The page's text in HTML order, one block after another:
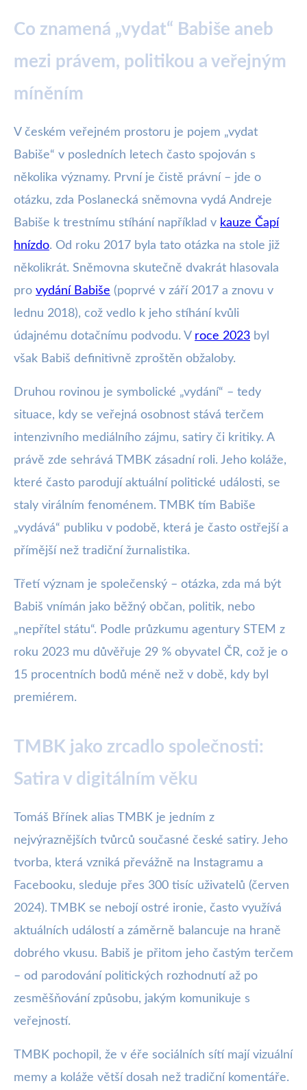
Co znamená „vydat“ Babiše aneb
mezi právem, politikou a veřejným
míněním
V českém veřejném prostoru je pojem „vydat
Babiše“ v posledních letech často spojován s
několika významy. První je čistě právní – jde o
otázku, zda Poslanecká sněmovna vydá Andreje
Babiše k trestnímu stíhání například v kauze Čapí
hnízdo. Od roku 2017 byla tato otázka na stole již
několikrát. Sněmovna skutečně dvakrát hlasovala
pro vydání Babiše (poprvé v září 2017 a znovu v
lednu 2018), což vedlo k jeho stíhání kvůli
údajnému dotačnímu podvodu. V roce 2023 byl
však Babiš definitivně zproštěn obžaloby.
Druhou rovinou je symbolické „vydání“ – tedy
situace, kdy se veřejná osobnost stává terčem
intenzivního mediálního zájmu, satiry či kritiky. A
právě zde sehrává TMBK zásadní roli. Jeho koláže,
které často parodují aktuální politické události, se
staly virálním fenoménem. TMBK tím Babiše
„vydává“ publiku v podobě, která je často ostřejší a
přímější než tradiční žurnalistika.
Třetí význam je společenský – otázka, zda má být
Babiš vnímán jako běžný občan, politik, nebo
„nepřítel státu“. Podle průzkumu agentury STEM z
roku 2023 mu důvěřuje 29 % obyvatel ČR, což je o
15 procentních bodů méně než v době, kdy byl
premiérem.
TMBK jako zrcadlo společnosti:
Satira v digitálním věku
Tomáš Břínek alias TMBK je jedním z
nejvýraznějších tvůrců současné české satiry. Jeho
tvorba, která vzniká převážně na Instagramu a
Facebooku, sleduje přes 300 tisíc uživatelů (červen
2024). TMBK se nebojí ostré ironie, často využívá
aktuálních událostí a záměrně balancuje na hraně
dobrého vkusu. Babiš je přitom jeho častým terčem
– od parodování politických rozhodnutí až po
zesměšňování způsobu, jakým komunikuje s
veřejností.
TMBK pochopil, že v éře sociálních sítí mají vizuální
memy a koláže větší dosah než tradiční komentáře.